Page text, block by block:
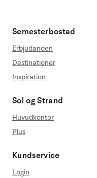
Semesterbostad
Erbjudanden
Destinationer
Inspiration
Sol og Strand
Huvudkontor
Plus
Kundservice
Login